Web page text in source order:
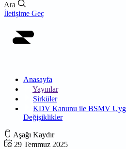
Ara
İletişime Geç
Anasayfa
Yayınlar
Sirküler
KDV Kanunu ile BSMV
Değişiklikler
Aşağı Kaydır
29 Temmuz 2025